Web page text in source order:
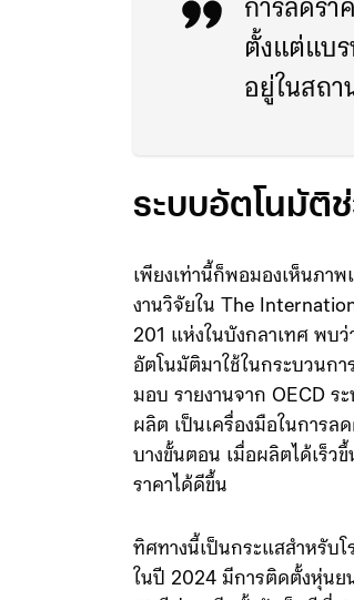
การลดร
ตั้งแต่แบร
เพียงเท่านี้ก็พอมองเห็นภา
งานวิจัยใน The
201 แห่งในบังกลาเทศ พบ
อัตโนมัติมาใช้ในกระบวนก
มอบ รายงานจาก OECD ร
ผลิต เป็นเครื่องมือในการล
บางขั้นตอน เมื่อผลิตได้เร็ว
ทิศทางนี้เป็นกระแสสำหรับ